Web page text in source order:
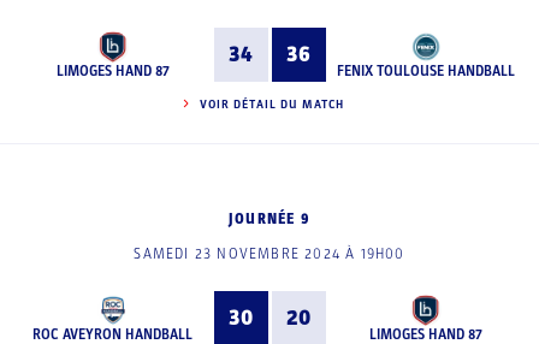
LIMOGES HAND 87
34 36
FENIX TOULOUSE HANDBALL
VOIR DÉTAIL DU MATCH
JOURNÉE 9
SAMEDI 23 NOVEMBRE 2024 À 19H00
ROC AVEYRON HANDBALL
30 20
LIMOGES HAND 87